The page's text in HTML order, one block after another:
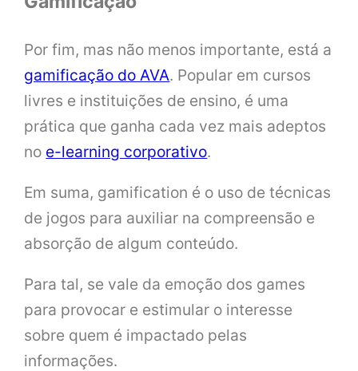
Por fim, mas não menos importante, está a
gamificação do AVA. Popular em cursos
livres e instituições de ensino, é uma
prática que ganha cada vez mais adeptos
no e-learning corporativo.
Em suma, gamification é o uso de técnicas
de jogos para auxiliar na compreensão e
absorção de algum conteúdo.
Para tal, se vale da emoção dos games
para provocar e estimular o interesse
sobre quem é impactado pelas
informações.